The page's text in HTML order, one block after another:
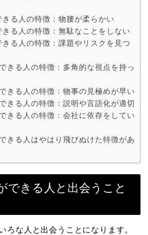
る人の特徴：物腰が柔らかい
る人の特徴：無駄なことをしない
る人の特徴：課題やリスクを見つ
きる人の特徴：多角的な視点を持っ
きる人の特徴：物事の見極めが早い
きる人の特徴：説明や言語化が適切
きる人の特徴：会社に依存をしてい
きる人はやはり飛びぬけた特徴があ
できる人と出会うこと
ろな人と出会うことになります。